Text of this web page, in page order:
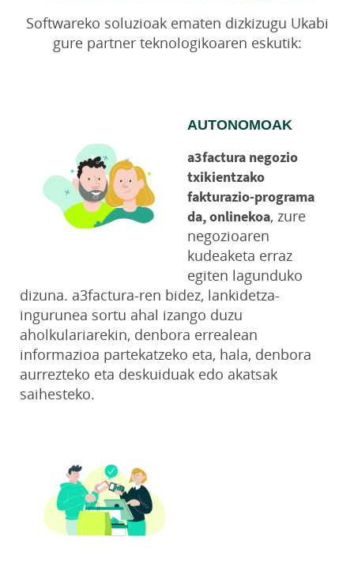
Softwareko soluzioak ematen dizkizugu Ukabi
gure partner teknologikoaren eskutik:
AUTONOMOAK
a3factura negozio
txikientzako
fakturazio-programa
da, onlinekoa, zure
negozioaren
kudeaketa erraz
egiten lagunduko
dizuna. a3factura-ren bidez, lankidetza-
ingurunea sortu ahal izango duzu
aholkulariarekin, denbora errealean
informazioa partekatzeko eta, hala, denbora
aurrezteko eta deskuiduak edo akatsak
saihesteko.